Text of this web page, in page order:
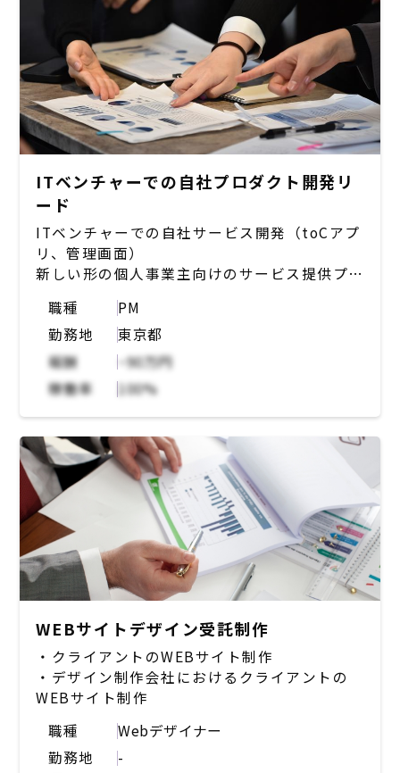
【 具体的業務内容 】
・顧客からの問い合わせの一次窓口
・保守運用を通じた既存クライアントへのアッ
プセル、クロスセル?
・保守運用における案件維持管理、課題管理、
改善提案 など
【開発環境】
・インフラ：AWS, オンプレミス
・OS：RHEL/CentOS, AmazonLinux
・言語：PHP, Java, JavaScript, Swift,
Kotlin, Python
・開発ツール：Git, Jenkins, Ansible,
Vagrant, Ansible, Docker, AWS
ECS/EKS/ECR
・コミュニケーション・プロジェクト管理：
Redmine, Chatwork, Slack, Zabbix,
Nagios
ITベンチャーでの自社プロダクト開発リ
ード
ITベンチャーでの自社サービス開発（toCアプ
リ、管理画面）
新しい形の個人事業主向けのサービス提供プラ
き」をサービス化させることが可能。
【募集背景】
サービスの利用者増加やそれに伴う機能追加の
計画に伴い、チームの自走化を意識した開発体
制の強化が必要なフェーズ。チームで大事にし
たいこととして、 直感的に触れてもらえるUI
/UX を思考しながら、事業の成長を加速させ
るための機能開発を行なっていきたい模様。
【業務内容】
・プロダクトのフロントエンドまたはサーバー
サイドの機能実装や企画をになっていただきま
す。
フルスタックなご経歴をお持ちの方は、両方に
携わっていただく可能性もございます。
・テックリードを支える開発メンバーとして活
躍していただきながら、開発チームを強くする
ことに貢献していただきたい模様です。（ご経
験やご希望によってはテックリードを担ってい
ただく可能性もございます）
職種
PM
勤務地
東京都
報酬
~90万円
稼働率
100%
WEBサイトデザイン受託制作
・クライアントのWEBサイト制作
・デザイン制作会社におけるクライアントの
WEBサイト制作
職種
Webデザイナー
勤務地
-